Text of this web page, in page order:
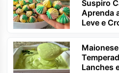
Suspiro
Aprenda
Leve e
Lanches